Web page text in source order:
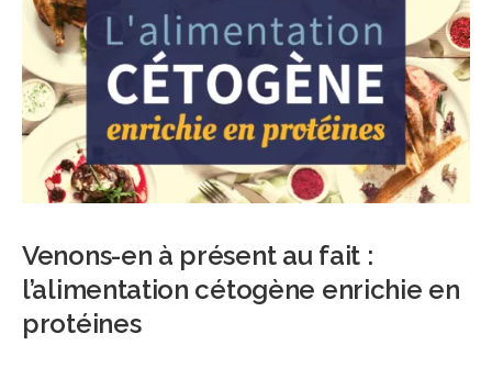
Venons-en à présent au fait :
l’alimentation cétogène enrichie en
protéines